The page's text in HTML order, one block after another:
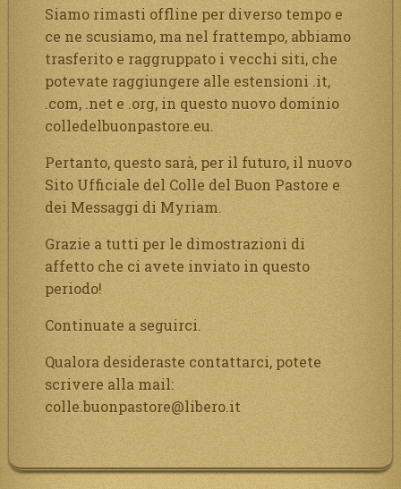
Siamo rimasti offline per diverso tempo e
ce ne scusiamo, ma nel frattempo, abbiamo
trasferito e raggruppato i vecchi siti, che
potevate raggiungere alle estensioni .it,
.com, .net e .org, in questo nuovo dominio
colledelbuonpastore.eu.
Pertanto, questo sarà, per il futuro, il nuovo
Sito Ufficiale del Colle del Buon Pastore e
dei Messaggi di Myriam.
Grazie a tutti per le dimostrazioni di
affetto che ci avete inviato in questo
periodo!
Continuate a seguirci.
Qualora desideraste contattarci, potete
scrivere alla mail:
colle.buonpastore@libero.it